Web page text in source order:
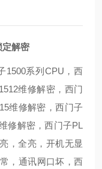
定解密
1500系列CPU，西
维修解密，西门
维修解密，西门子
修解密，西门子PL
，全亮，开机无显
，通讯网口坏，西